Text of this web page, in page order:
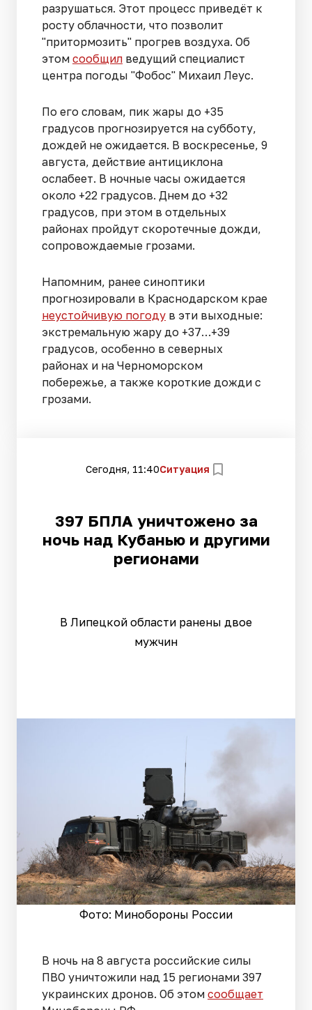
разрушаться. Этот процесс приведёт к
росту облачности, что позволит
"притормозить" прогрев воздуха. Об
этом сообщил ведущий специалист
центра погоды "Фобос" Михаил Леус.
По его словам, пик жары до +35
градусов прогнозируется на субботу,
дождей не ожидается. В воскресенье, 9
августа, действие антициклона
ослабеет. В ночные часы ожидается
около +22 градусов. Днем до +32
градусов, при этом в отдельных
районах пройдут скоротечные дожди,
сопровождаемые грозами.
Напомним, ранее синоптики
прогнозировали в Краснодарском крае
неустойчивую погоду в эти выходные:
экстремальную жару до +37…+39
градусов, особенно в северных
районах и на Черноморском
побережье, а также короткие дожди с
грозами.
Сегодня, 11:40Ситуация
397 БПЛА уничтожено за
ночь над Кубанью и другими
регионами
В Липецкой области ранены двое
мужчин
Фото: Минобороны России
В ночь на 8 августа российские силы
ПВО уничтожили над 15 регионами 397
украинских дронов. Об этом сообщает